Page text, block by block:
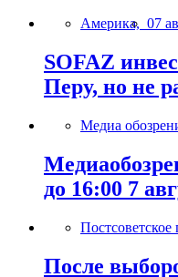
Америка, 07
SOFAZ
Перу, но не
Медиа
до 16:00 7
Постсоветское
После